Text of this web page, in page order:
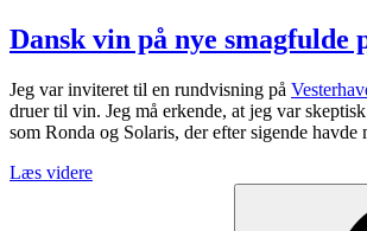
Dansk vin på nye smagfulde
Jeg var inviteret til en rundvisning på
druer til vin. Jeg må erkende, at jeg var
som Ronda og Solaris, der efter sigende
Læs videre“Dansk